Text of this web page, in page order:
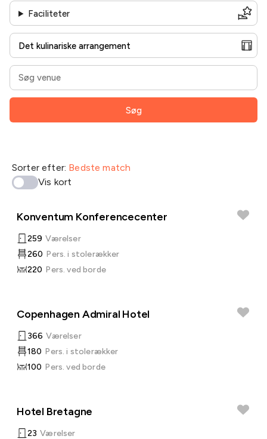
Faciliteter
Søg
Sorter efter: Bedste match
Vis kort
Konventum Konferencecenter
259 Værelser
260 Pers. i stolerækker
220 Pers. ved borde
Copenhagen Admiral Hotel
366 Værelser
180 Pers. i stolerækker
100 Pers. ved borde
Hotel Bretagne
23 Værelser